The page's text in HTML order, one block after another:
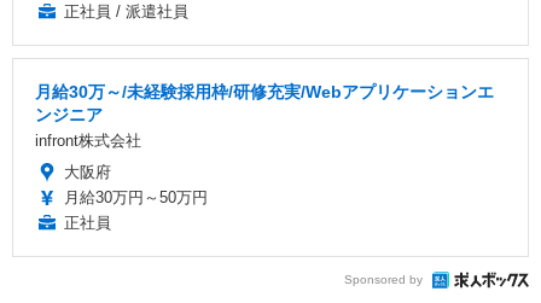
正社員 / 派遣社員
月給30万～/未経験採用枠/研修充実/Webアプリケーションエ
ンジニア
infront株式会社
大阪府
月給30万円～50万円
正社員
Sponsored by